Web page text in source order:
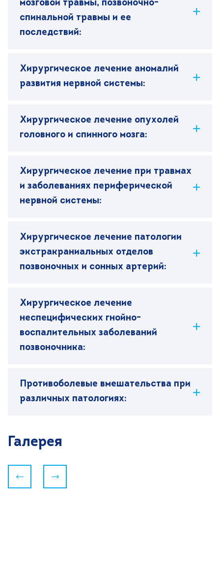
мозговой травмы, позвоночно-
спинальной травмы и ее
последствий:
Хирургическое лечение аномалий
развития нервной системы:
Хирургическое лечение опухолей
головного и спинного мозга:
Хирургическое лечение при травмах
и заболеваниях периферической
нервной системы:
Хирургическое лечение патологии
экстракраниальных отделов
позвоночных и сонных артерий:
Хирургическое лечение
неспецифических гнойно-
воспалительных заболеваний
позвоночника:
Противоболевые вмешательства при
различных патологиях:
Галерея
СледующийПредыдущий